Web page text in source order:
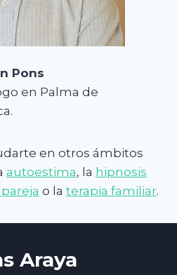
Pons
en Palma de
en otros ámbitos
autoestima, la hipnosis
o la terapia familiar.
Araya